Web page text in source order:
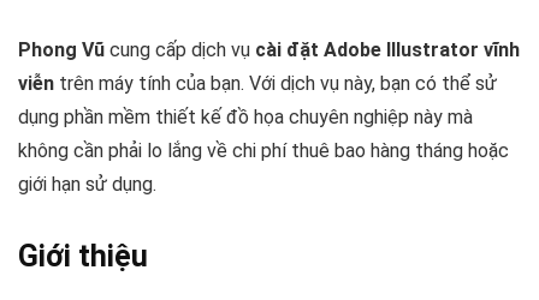
Phong Vũ cung cấp dịch vụ cài đặt Adobe Illustrator vĩnh
viễn trên máy tính của bạn. Với dịch vụ này, bạn có thể sử
dụng phần mềm thiết kế đồ họa chuyên nghiệp này mà
không cần phải lo lắng về chi phí thuê bao hàng tháng hoặc
giới hạn sử dụng.
Giới thiệu